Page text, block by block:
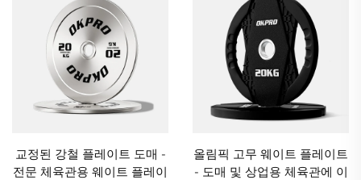
교정된 강철 플레이트 도매 -
전문 체육관용 웨이트 플레이
올림픽 고무 웨이트 플레이트
- 도매 및 상업용 체육관에 이